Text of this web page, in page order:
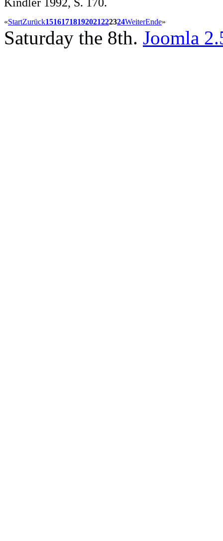
«StartZurück15161718192021222324WeiterEnde»
Saturday the 8th. Joomla